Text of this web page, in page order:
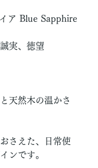
ア Blue Sapphire
実、徳望
天然木の温かさ
さえた、日常使
ンです。